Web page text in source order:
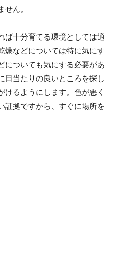
せん。
ば十分育てる環境としては適
燥などについては特に気にす
についても気にする必要があ
日当たりの良いところを探し
けるようにします。色が悪く
証拠ですから、すぐに場所を